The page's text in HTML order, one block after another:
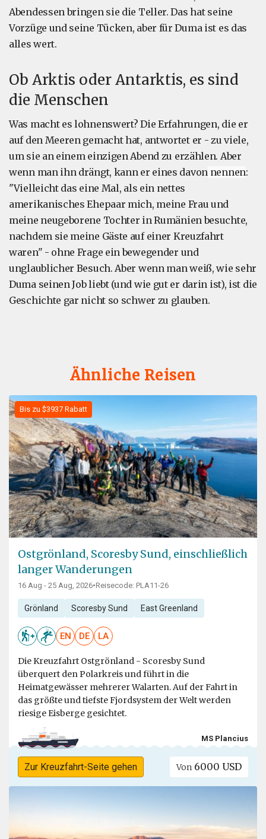
Abendessen bringen sie die Teller. Das hat seine
Vorzüge und seine Tücken, aber für Duma ist es das
alles wert.
Ob Arktis oder Antarktis, es sind
die Menschen
Was macht es lohnenswert? Die Erfahrungen, die er
auf den Meeren gemacht hat, antwortet er - zu viele,
um sie an einem einzigen Abend zu erzählen. Aber
wenn man ihn drängt, kann er eines davon nennen:
"Vielleicht das eine Mal, als ein nettes
amerikanisches Ehepaar mich, meine Frau und
meine neugeborene Tochter in Rumänien besuchte,
nachdem sie meine Gäste auf einer Kreuzfahrt
waren" - ohne Frage ein bewegender und
unglaublicher Besuch. Aber wenn man weiß, wie sehr
Duma seinen Job liebt (und wie gut er darin ist), ist die
Geschichte gar nicht so schwer zu glauben.
Ähnliche Reisen
Bis zu $3937 Rabatt
Ostgrönland, Scoresby Sund, einschließlich
langer Wanderungen
16 Aug - 25 Aug, 2026•Reisecode: PLA11-26
Grönland Scoresby Sund East Greenland
EN DE LA
Die Kreuzfahrt Ostgrönland - Scoresby Sund
überquert den Polarkreis und führt in die
Heimatgewässer mehrerer Walarten. Auf der Fahrt in
das größte und tiefste Fjordsystem der Welt werden
riesige Eisberge gesichtet.
MS Plancius
Zur Kreuzfahrt-Seite gehen Von 6000 USD